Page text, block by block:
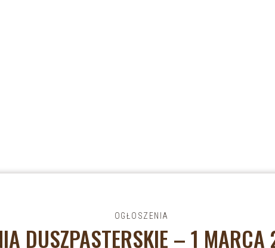
OGŁOSZENIA
DUSZPASTERSKIE – 1